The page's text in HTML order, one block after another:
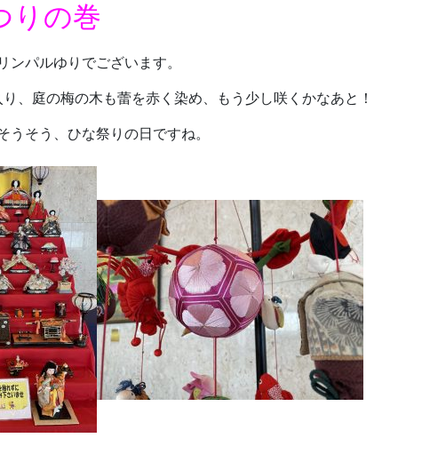
りの巻
ンパルゆりでございます。
、庭の梅の木も蕾を赤く染め、もう少し咲くかなあと！
うそう、ひな祭りの日ですね。